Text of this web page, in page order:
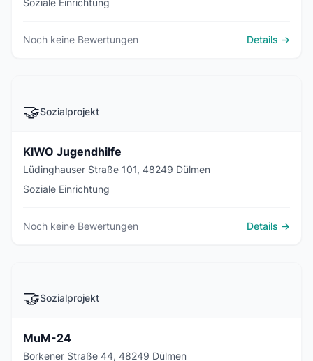
Soziale Einrichtung
Noch keine Bewertungen Details →
🤝Sozialprojekt
KIWO Jugendhilfe
Lüdinghauser Straße 101, 48249 Dülmen
Soziale Einrichtung
Noch keine Bewertungen Details →
🤝Sozialprojekt
MuM-24
Borkener Straße 44, 48249 Dülmen